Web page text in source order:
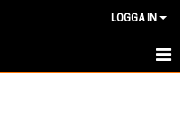
LOGGA IN